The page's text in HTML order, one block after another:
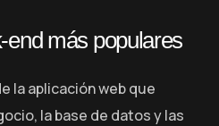
más populares
la aplicación web que
la base de datos y las